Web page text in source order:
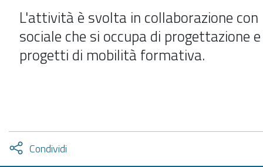
L'attività è svolta in collaborazione con
sociale che si occupa di progettazione
progetti di mobilità formativa.
Condividi
Attiva
condividi